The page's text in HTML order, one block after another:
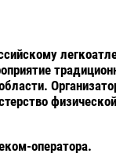
оператора.